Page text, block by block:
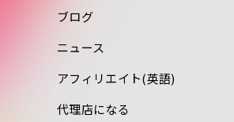
ブログ
ニュース
アフィリエイト(英語)
代理店になる